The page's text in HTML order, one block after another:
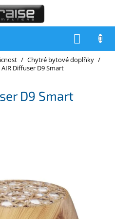
/ Chytré bytové doplňky /
Diffuser D9 Smart
D9 Smart